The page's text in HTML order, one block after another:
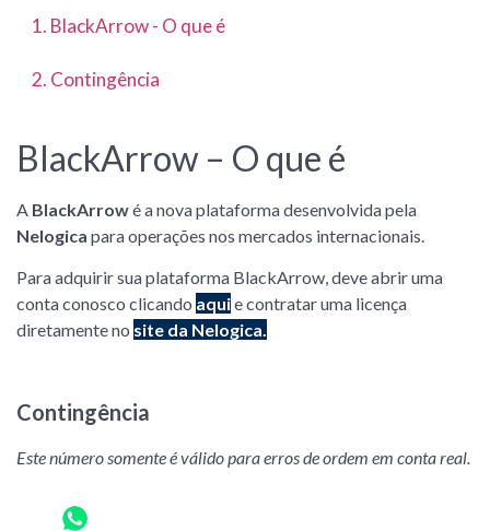
1. BlackArrow - O que é
2. Contingência
BlackArrow – O que é
A BlackArrowé a nova plataforma desenvolvida pela
Nelogica para operações nos mercados internacionais.
Para adquirir sua plataforma BlackArrow, deve abrir uma
conta conosco clicando aquie contratar uma licença
diretamente no site da Nelogica.
Contingência
Este número somente é válido para erros de ordem em conta real.